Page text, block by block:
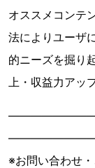
オススメコンテ
法によりユーザ
的ニーズを掘り
上・収益力アッ
※お問い合わせ